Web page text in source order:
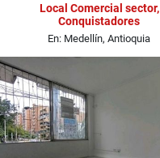
Local Comercial sector,
Conquistadores
En: Medellín, Antioquia